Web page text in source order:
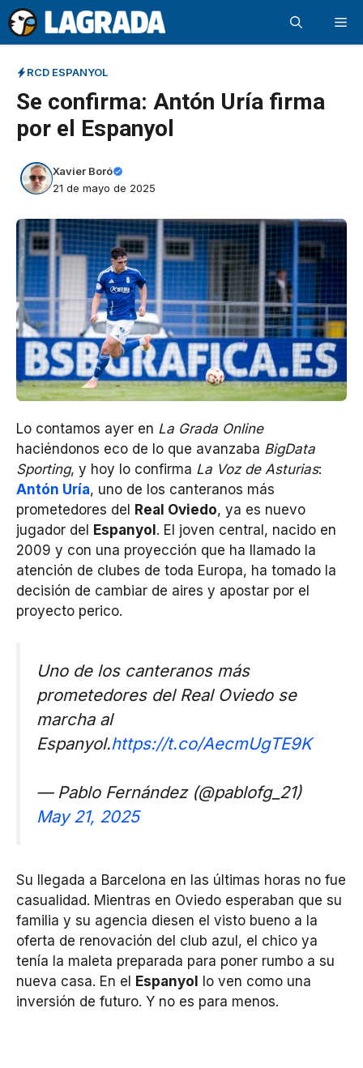
Saltar
al
contenido
RCD ESPANYOL
Se confirma: Antón Uría firma
por el Espanyol
Xavier Boró
21 de mayo de 2025
Lo contamos ayer en La Grada Online
haciéndonos eco de lo que avanzaba BigData
Sporting, y hoy lo confirma La Voz de Asturias:
Antón Uría, uno de los canteranos más
prometedores del
Real Oviedo, ya es nuevo
jugador del
Espanyol . El joven central, nacido en
2009 y con una proyección que ha llamado la
atención de clubes de toda Europa, ha tomado la
decisión de cambiar de aires y apostar por el
proyecto perico.
Uno de los canteranos más
prometedores del Real Oviedo se
marcha al
Espanyol.https://t.co/AecmUgTE9K
— Pablo Fernández (@pablofg_21)
May 21, 2025
Su llegada a Barcelona en las últimas horas no fue
casualidad. Mientras en Oviedo esperaban que su
familia y su agencia diesen el visto bueno a la
oferta de renovación del club azul, el chico ya
tenía la maleta preparada para poner rumbo a su
nueva casa. En el Espanyol lo ven como una
inversión de futuro. Y no es para menos.